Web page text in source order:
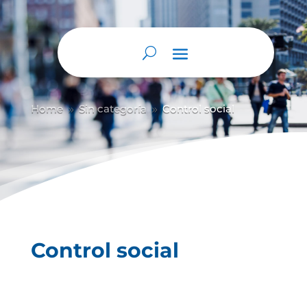
Home 9 Sin categoría 9 Control social
Control social